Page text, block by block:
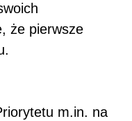
że pierwsze
m.in. na